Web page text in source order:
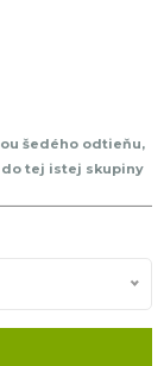
šedého odtieňu,
do tej istej skupiny
až zlatá) a
je sokolie oko o
mieste, čo
v krajinách ako